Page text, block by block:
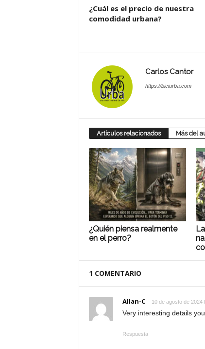
¿Cuál es el precio de nuestra
comodidad urbana?
Carlos Cantor
https://biciurba.com
Artículos relacionados Más del
¿Quién piensa realmente
en el perro?
1 COMENTARIO
Allan-C 10 de agosto de 2024
Very interesting details
Respuesta